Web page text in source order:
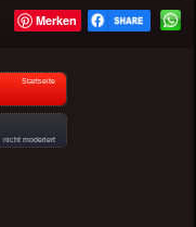
Merken
Startseite
nicht moderiert